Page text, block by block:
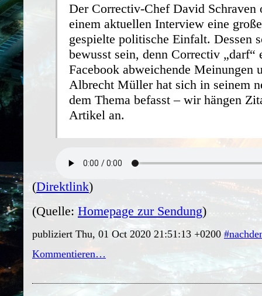
Der Correctiv-Chef David Schraven
einem aktuellen Interview eine
gespielte politische Einfalt. Dessen
bewusst sein, denn Correctiv „darf“
Facebook abweichende Meinungen
Albrecht Müller hat sich in seinem
dem Thema befasst – wir hängen
Artikel an.
(Direktlink)
(Quelle: Homepage zur Sendung)
publiziert Thu, 01 Oct 2020 21:51:13 +0200
Kommentieren…